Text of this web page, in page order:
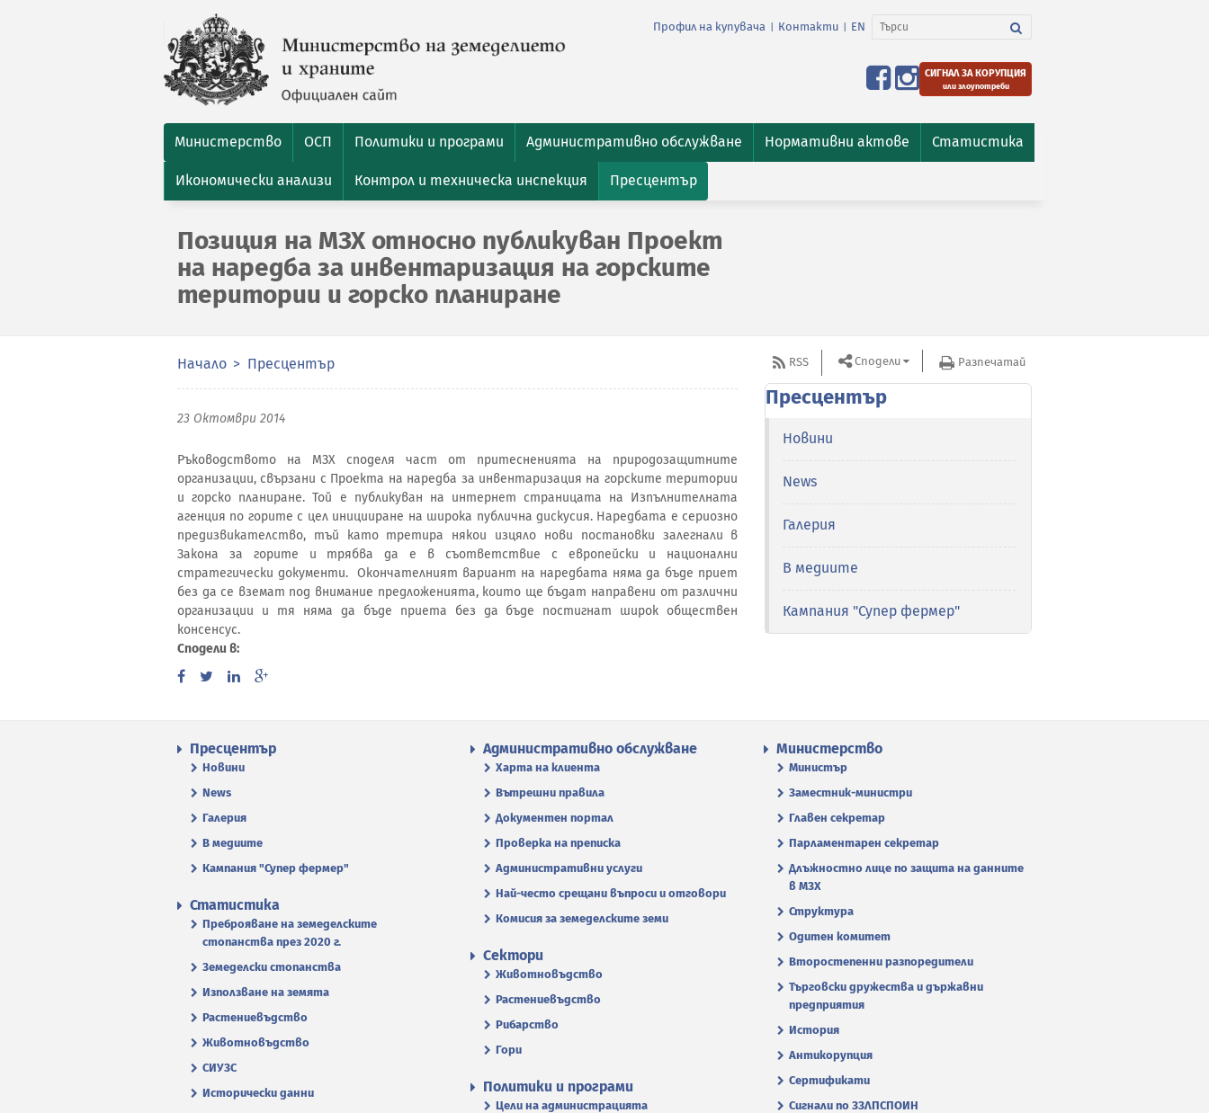
Профил на купувача Контакти EN
СИГНАЛ ЗА КОРУПЦИЯ
или злоупотреби
Министерство ОСП Политики и програми Административно обслужване Нормативни актове Статистика
Икономически анализи Контрол и техническа инспекция Пресцентър
Позиция на МЗХ относно публикуван Проект
на наредба за инвентаризация на горските
територии и горско планиране
Начало Пресцентър
23 Октомври 2014
Ръководството на МЗХ споделя част от притесненията на природозащитните
организации, свързани с Проекта на наредба за инвентаризация на горските територии
и горско планиране. Той е публикуван на интернет страницата на Изпълнителната
агенция по горите с цел иницииране на широка публична дискусия. Наредбата е сериозно
предизвикателство, тъй като третира някои изцяло нови постановки залегнали в
Закона за горите и трябва да е в съответствие с европейски и национални
стратегически документи. Окончателният вариант на наредбата няма да бъде приет
без да се вземат под внимание предложенията, които ще бъдат направени от различни
организации и тя няма да бъде приета без да бъде постигнат широк обществен
консенсус.
Сподели в:
RSS Сподели Разпечатай
Пресцентър
Новини
News
Галерия
В медиите
Кампания "Супер фермер"
Пресцентър
Новини
News
Галерия
В медиите
Кампания "Супер фермер"
Административно обслужване
Харта на клиента
Вътрешни правила
Документен портал
Проверка на преписка
Административни услуги
Най-често срещани въпроси и отговори
Комисия за земеделските земи
Министерство
Министър
Заместник-министри
Главен секретар
Парламентарен секретар
Длъжностно лице по защита на данните
в МЗХ
Структура
Одитен комитет
Второстепенни разпоредители
Търговски дружества и държавни
предприятия
История
Антикорупция
Сертификати
Сигнали по ЗЗЛПСПОИН
Статистика
Преброяване на земеделските
стопанства през 2020 г.
Земеделски стопанства
Използване на земята
Растениевъдство
Животновъдство
СИУЗС
Исторически данни
Сектори
Животновъдство
Растениевъдство
Рибарство
Гори
Политики и програми
Цели на администрацията